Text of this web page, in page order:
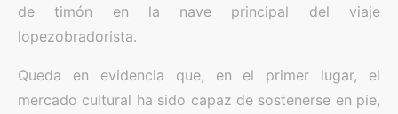
de timón en la nave principal del viaje
lopezobradorista.
Queda en evidencia que, en el primer lugar, el
mercado cultural ha sido capaz de sostenerse en pie,